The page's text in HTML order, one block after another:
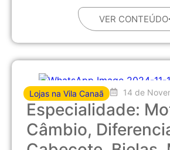
VER CONTEÚDO
Lojas na Vila Canaã 14 de
Especialidade:
Câmbio,